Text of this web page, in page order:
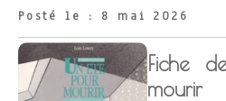
Posté le : 8 mai 2026
Fiche
mourir